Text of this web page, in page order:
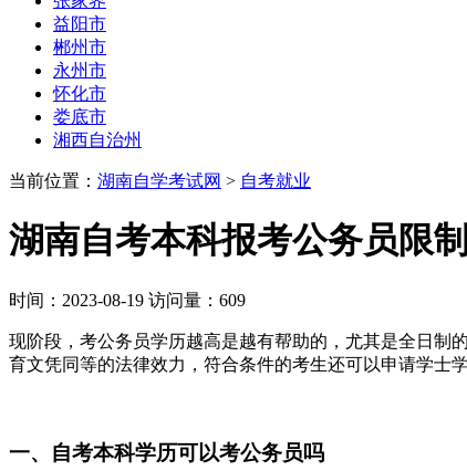
益阳市
郴州市
永州市
怀化市
娄底市
湘西自治州
当前位置： 湖南自学考试网 > 自考就业
湖南自考本科报考公务员限
时间：2023-08-19 访问量：609
现阶段，考公务员学历越高是越有帮助的，尤其是全日制
育文凭同等的法律效力，符合条件的考生还可以申请学士
一、自考本科学历可以考公务员吗